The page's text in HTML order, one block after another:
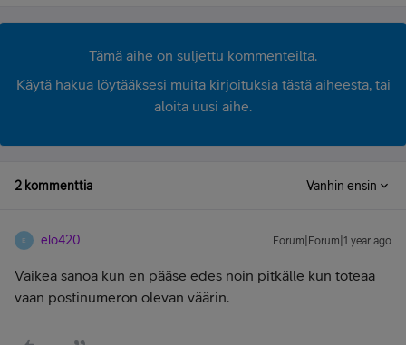
Tämä aihe on suljettu kommenteilta.
Käytä hakua löytääksesi muita kirjoituksia tästä aiheesta, tai
aloita uusi aihe.
2 kommenttia Vanhin ensin
E elo420 Forum|Forum|1 year ago
Vaikea sanoa kun en pääse edes noin pitkälle kun toteaa
vaan postinumeron olevan väärin.